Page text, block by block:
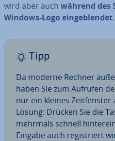
wird aber auch während des
Windows-Logo ein­ge­blen­det.
Tipp
Da moderne Rechner
haben Sie zum Aufrufen
nur ein kleines Zeit­fens­ter
Lösung: Drücken Sie die
mehrmals schnell
Eingabe auch re­gis­triert